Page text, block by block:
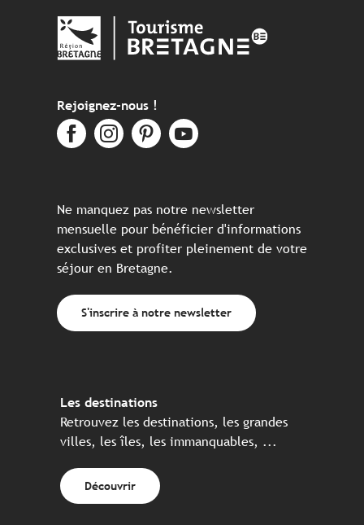
Rejoignez-nous !
Ne manquez pas notre newsletter
mensuelle pour bénéficier d'informations
exclusives et profiter pleinement de votre
séjour en Bretagne.
S'inscrire à notre newsletter
Les destinations
Retrouvez les destinations, les grandes
villes, les îles, les immanquables, ...
Découvrir